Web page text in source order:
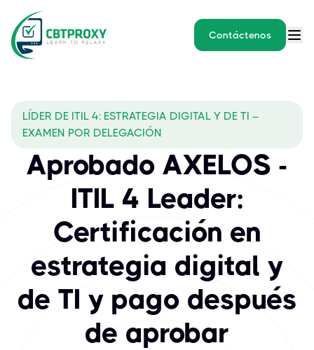
Contáctenos
LÍDER DE ITIL 4: ESTRATEGIA DIGITAL Y DE TI –
EXAMEN POR DELEGACIÓN
Aprobado AXELOS -
ITIL 4 Leader:
Certificación en
estrategia digital y
de TI y pago después
de aprobar